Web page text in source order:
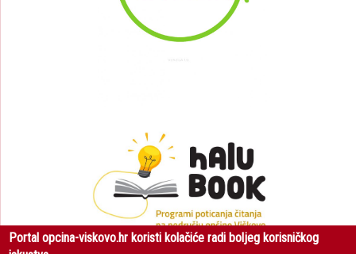
Portal opcina-viskovo.hr koristi kolačiće radi boljeg korisničkog